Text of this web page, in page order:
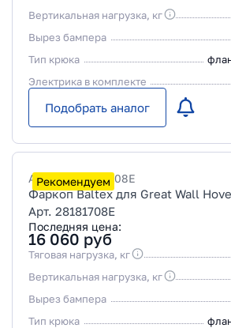
Вертикальная нагрузка, кг
Вырез бампера
Тип крюка
Электрика в комплекте
Подобрать аналог
Рекомендуем
Артикул28181708E
Фаркоп Baltex для Great Wall
Арт. 28181708E
Последняя цена:
16 060 руб
Тяговая нагрузка, кг
Вертикальная нагрузка, кг
Вырез бампера
Тип крюка